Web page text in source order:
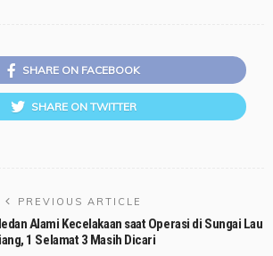
SHARE ON FACEBOOK
SHARE ON TWITTER
PREVIOUS ARTICLE
Alami Kecelakaan saat Operasi di Sungai Lau
1 Selamat 3 Masih Dicari